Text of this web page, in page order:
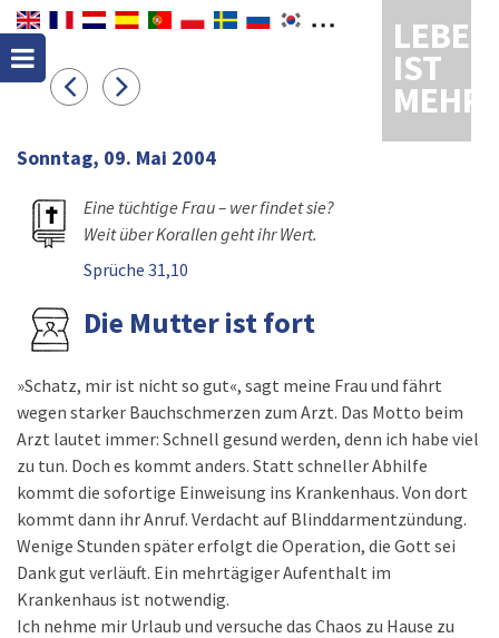
LEBEN
IST
MEHR
Sonntag, 09. Mai 2004
Eine tüchtige Frau – wer findet sie?
Weit über Korallen geht ihr Wert.
Sprüche 31,10
Die Mutter ist fort
»Schatz, mir ist nicht so gut«, sagt meine Frau und fährt
wegen starker Bauchschmerzen zum Arzt. Das Motto beim
Arzt lautet immer: Schnell gesund werden, denn ich habe viel
zu tun. Doch es kommt anders. Statt schneller Abhilfe
kommt die sofortige Einweisung ins Krankenhaus. Von dort
kommt dann ihr Anruf. Verdacht auf Blinddarmentzündung.
Wenige Stunden später erfolgt die Operation, die Gott sei
Dank gut verläuft. Ein mehrtägiger Aufenthalt im
Krankenhaus ist notwendig.
Ich nehme mir Urlaub und versuche das Chaos zu Hause zu